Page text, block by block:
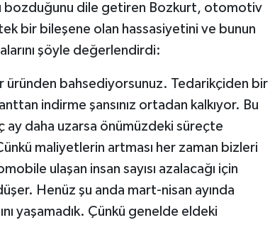
bozduğunu dile getiren Bozkurt, otomotiv
bir bileşene olan hassasiyetini ve bunun
şöyle değerlendirdi:
üründen bahsediyorsunuz. Tedarikçiden bir
indirme şansınız ortadan kalkıyor. Bu
ay daha uzarsa önümüzdeki süreçte
maliyetlerin artması her zaman bizleri
ulaşan insan sayısı azalacağı için
Henüz şu anda mart-nisan ayında
yaşamadık. Çünkü genelde eldeki